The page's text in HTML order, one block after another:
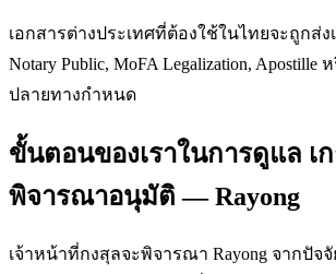
เอกสารต่างประเทศที่ต้องใช้ในไทยจะถูกส่ง
Notary Public, MoFA Legalization,
ปลายทางกำหนด
ขั้นตอนของเราในการดูแล
พิจารณาอนุมัติ — Rayong
เจ้าหน้าที่กงสุลจะพิจารณา Rayong จากปัจ